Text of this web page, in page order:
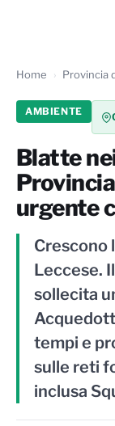
Home Provincia
AMBIENTE
Blatte
urgente
Crescono
Leccese.
sollecita
tempi e
sulle reti
inclusa